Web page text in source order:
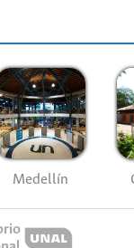
Medellín